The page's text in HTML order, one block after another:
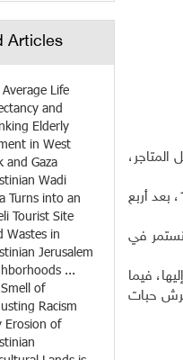
وورث بدر صناعة الكعك قليل السكر عن والده، الذي بدأ بالعمل في حرفته عام 1965، وظل صامداً في المهنة حتى وفاته عام 1980، بعد أربع
نستمر في
فيما
من السكر الأبيض، وترش حبات
Articles
Life
and
Elderly
in West
and Gaza
Wadi
Turns into an
Tourist Site
Wastes in
Jerusalem
...
of
Racism
Erosion of